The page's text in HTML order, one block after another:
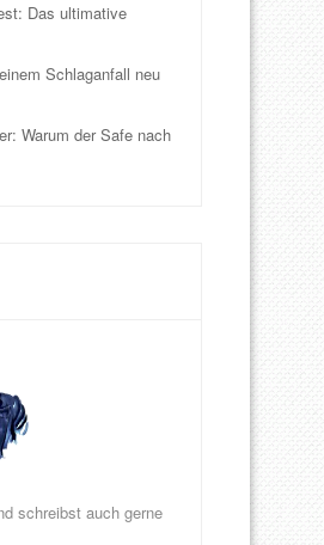
Das ultimative
Schlaganfall neu
Warum der Safe nach
schreibst auch gerne